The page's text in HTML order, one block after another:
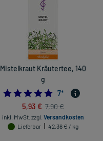
Mistelkraut Kräutertee, 140
g
5.0
7*
5,93 € 7,90 €
inkl. MwSt. zzgl. Versandkosten
Lieferbar
42,36 € / kg